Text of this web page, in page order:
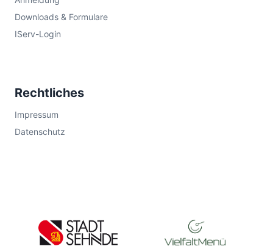
Downloads & Formulare
IServ-Login
Rechtliches
Impressum
Datenschutz